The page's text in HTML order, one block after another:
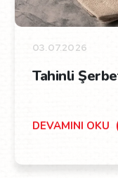
03.07.2026
Tahinli
DEVAMINI OKU